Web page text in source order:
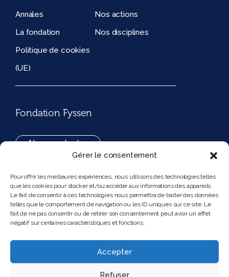
Gérer le consentement
Pour offrir les meilleures expériences, nous utilisons des technologies telles
que les cookies pour stocker et/ou accéder aux informations des appareils.
Le fait de consentir à ces technologies nous permettra de traiter des données
telles que le comportement de navigation ou les ID uniques sur ce site. Le
fait de ne pas consentir ou de retirer son consentement peut avoir un effet
négatif sur certaines caractéristiques et fonctions.
Accepter
Refuser
Annales
Nos actions
La fondation
Nos disciplines
Politique de cookies
(UE)
Fondation Fyssen
Nous contacter
194, rue de Rivoli 75001 Paris France
Nous suivre